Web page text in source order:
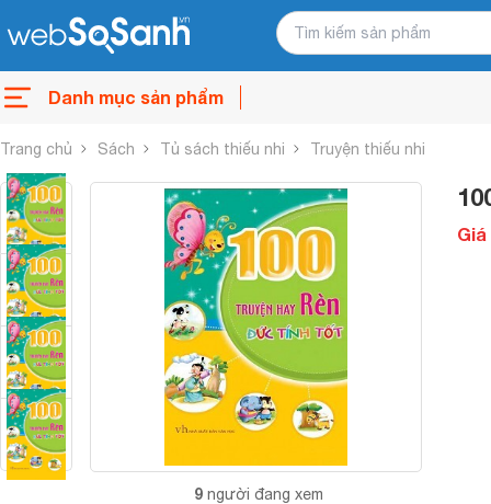
Danh mục sản phẩm
Trang chủ Sách Tủ sách thiếu nhi Truyện thiếu nhi
9 người đang xem